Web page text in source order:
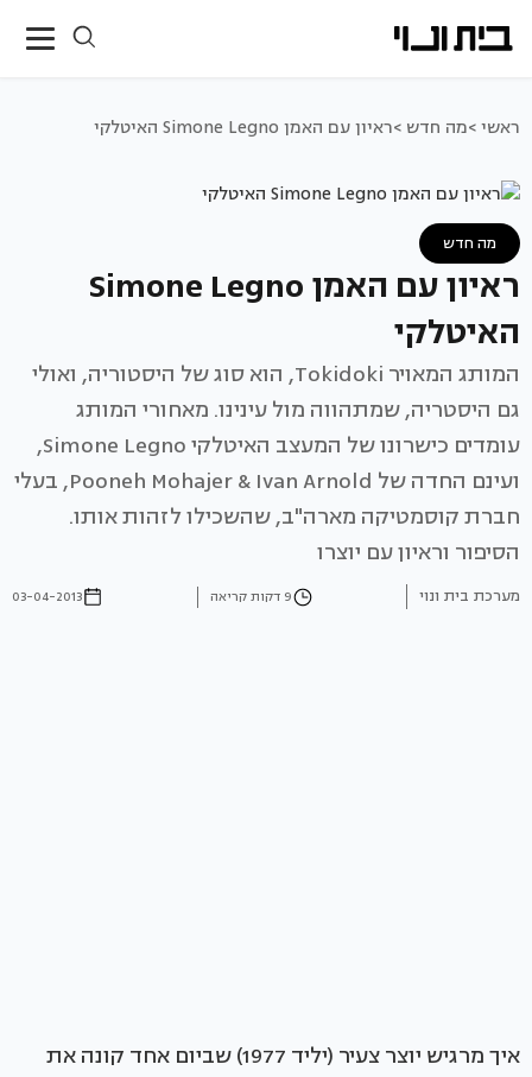
ראשי >מה חדש >ראיון עם האמן Simone Legno האיטלקי
מה חדש
ראיון עם האמן Simone Legno
האיטלקי
המותג המאויר Tokidoki, הוא סוג של היסטוריה, ואולי
גם היסטריה, שמתהווה מול עינינו. מאחורי המותג
עומדים כישרונו של המעצב האיטלקי Simone Legno,
ועינם החדה של Pooneh Mohajer & Ivan Arnold, בעלי
חברת קוסמטיקה מארה"ב, שהשכילו לזהות אותו.
הסיפור וראיון עם יוצרו
מערכת בית ונוי 9 דקות קריאה 03-04-2013
איך מרגיש יוצר צעיר (יליד 1977) שביום אחד קונה את